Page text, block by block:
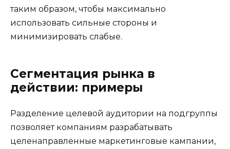
таким образом, чтобы максимально
использовать сильные стороны и
минимизировать слабые.
Сегментация рынка в
действии: примеры
Разделение целевой аудитории на подгруппы
позволяет компаниям разрабатывать
целенаправленные маркетинговые кампании,